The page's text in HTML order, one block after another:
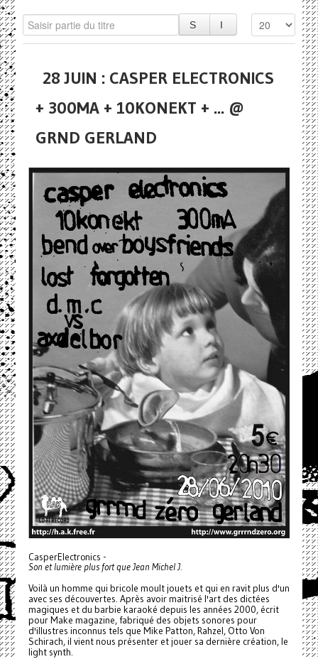
28 JUIN : CASPER ELECTRONICS
+ 300MA + 10KONEKT + ... @
GRND GERLAND
CasperElectronics -
Son et lumière plus fort que Jean Michel J.
Voilà un homme qui bricole moult jouets et qui en ravit plus d'un
avec ses découvertes. Après avoir maitrisé l'art des dictées
magiques et du barbie karaoké depuis les années 2000, écrit
pour Make magazine, fabriqué des objets sonores pour
d'illustres inconnus tels que Mike Patton, Rahzel, Otto Von
Schirach, il vient nous présenter et jouer sa dernière création, le
light synth.